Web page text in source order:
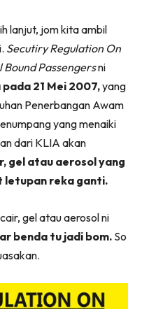
lanjut, jom kita ambil
Secutiry Regulation On
Passengersni
21 Mei 2007,yang
Penerbangan Awam
yang menaiki
dari KLIA akan
gel atau aerosol yang
letupan reka ganti.
gel atau aerosol ni
benda tu jadi bom.So